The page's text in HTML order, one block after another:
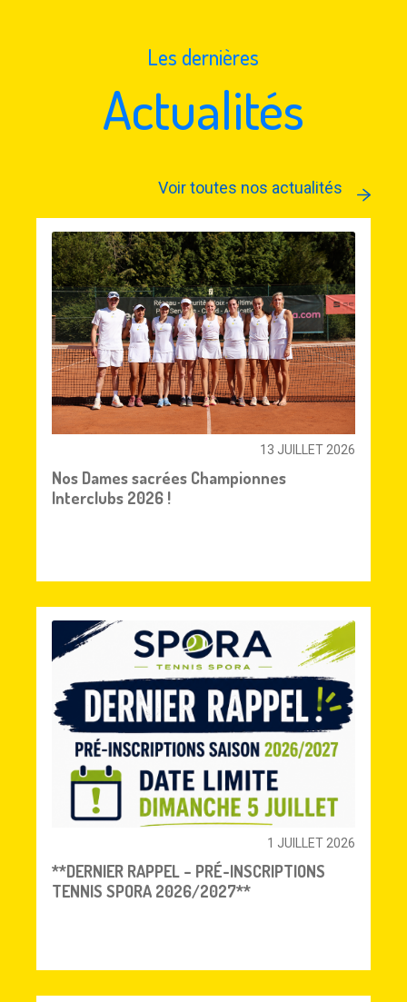
Les dernières
Actualités
Voir toutes nos actualités
13 JUILLET 2026
Nos Dames sacrées Championnes
Interclubs 2026 !
1 JUILLET 2026
**DERNIER RAPPEL – PRÉ-INSCRIPTIONS
TENNIS SPORA 2026/2027**